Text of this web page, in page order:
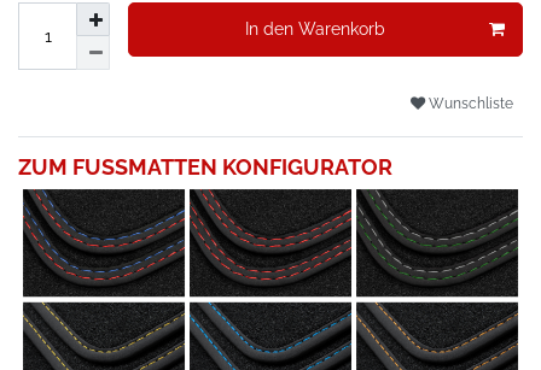
In den Warenkorb
Wunschliste
ZUM FUSSMATTEN KONFIGURATOR